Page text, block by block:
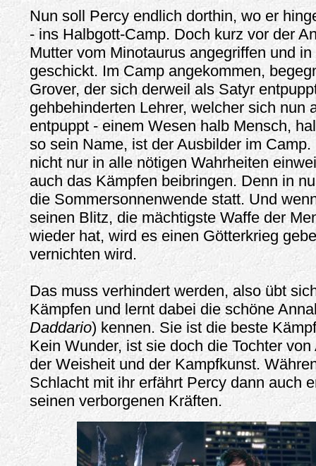
Nun soll Percy endlich dorthin, wo er
- ins Halbgott-Camp. Doch kurz vor der
Mutter vom Minotaurus angegriffen und
geschickt. Im Camp angekommen,
Grover, der sich derweil als Satyr
gehbehinderten Lehrer, welcher sich nun
entpuppt - einem Wesen halb Mensch,
so sein Name, ist der Ausbilder im
nicht nur in alle nötigen Wahrheiten
auch das Kämpfen beibringen. Denn in
die Sommersonnenwende statt. Und
seinen Blitz, die mächtigste Waffe der
wieder hat, wird es einen Götterkrieg
vernichten wird.
Das muss verhindert werden, also übt
Kämpfen und lernt dabei die schöne
Daddario) kennen. Sie ist die beste
Kein Wunder, ist sie doch die Tochter
der Weisheit und der Kampfkunst.
Schlacht mit ihr erfährt Percy dann auch
seinen verborgenen Kräften.